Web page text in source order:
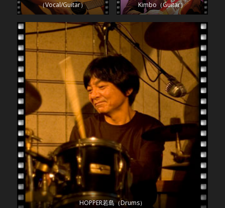
（Vocal/Guitar）
Kimbo（Guitar）
HOPPER若島（Drums）